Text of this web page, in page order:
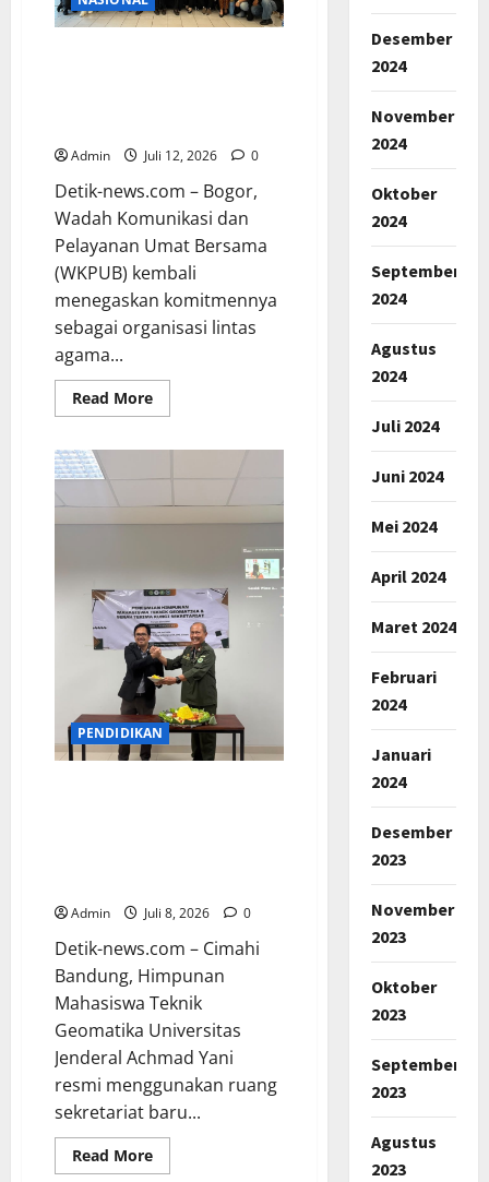
Admin Juli 12, 2026 0
Detik-news.com – Bogor,
Wadah Komunikasi dan
Pelayanan Umat Bersama
(WKPUB) kembali
menegaskan komitmennya
sebagai organisasi lintas
agama...
Read MoreRead
more
WKPUB
Hasilkan
Program
Kepengurusan
Baru
PENDIDIKAN
Admin Juli 8, 2026 0
Detik-news.com – Cimahi
Bandung, Himpunan
Mahasiswa Teknik
Geomatika Universitas
Jenderal Achmad Yani
resmi menggunakan ruang
sekretariat baru...
Read MoreRead
more
Desember
2024
November
2024
Oktober
2024
September
2024
Agustus
2024
Juli 2024
Juni 2024
Mei 2024
April 2024
Maret 2024
Februari
2024
Januari
2024
Desember
2023
November
2023
Oktober
2023
September
2023
Agustus
2023